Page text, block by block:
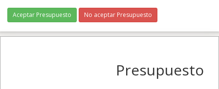
Aceptar Presupuesto No aceptar Presupuesto
Presupuesto